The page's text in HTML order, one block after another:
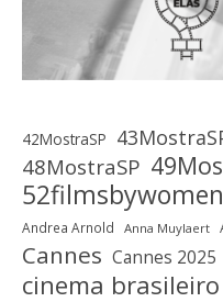
42MostraSP
48MostraSP
52filmsbywomen
Andrea Arnold Anna Muylaert
Cannes Cannes 2025
cinema brasileiro